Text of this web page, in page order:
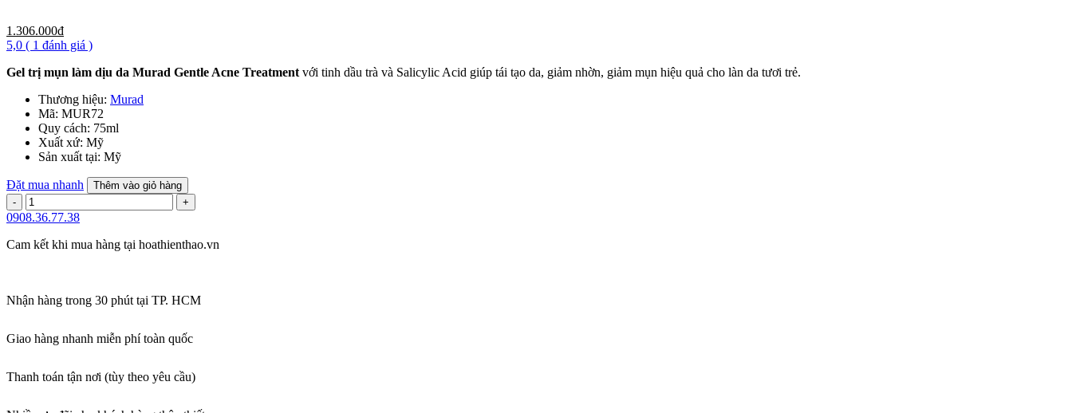
1.306.000đ
5,0 ( 1 đánh giá )
Gel trị mụn làm dịu da Murad Gentle Acne Treatment với tinh dầu trà và Salicylic Acid giúp tái tạo da, giảm nhờn, giảm mụn hiệu quả cho làn da tươi trẻ.
Thương hiệu: Murad
Mã: MUR72
Quy cách: 75ml
Xuất xứ: Mỹ
Sản xuất tại: Mỹ
Đặt mua nhanh Thêm vào giỏ hàng
0908.36.77.38
Cam kết khi mua hàng tại hoathienthao.vn
Nhận hàng trong 30 phút tại TP. HCM
Giao hàng nhanh miễn phí toàn quốc
Thanh toán tận nơi (tùy theo yêu cầu)